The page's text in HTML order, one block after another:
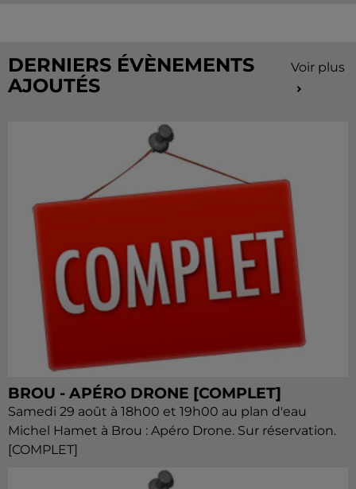
DERNIERS ÉVÈNEMENTS
AJOUTÉS
Voir plus
BROU - APÉRO DRONE [COMPLET]
Samedi 29 août à 18h00 et 19h00 au plan d'eau
Michel Hamet à Brou : Apéro Drone. Sur réservation.
[COMPLET]